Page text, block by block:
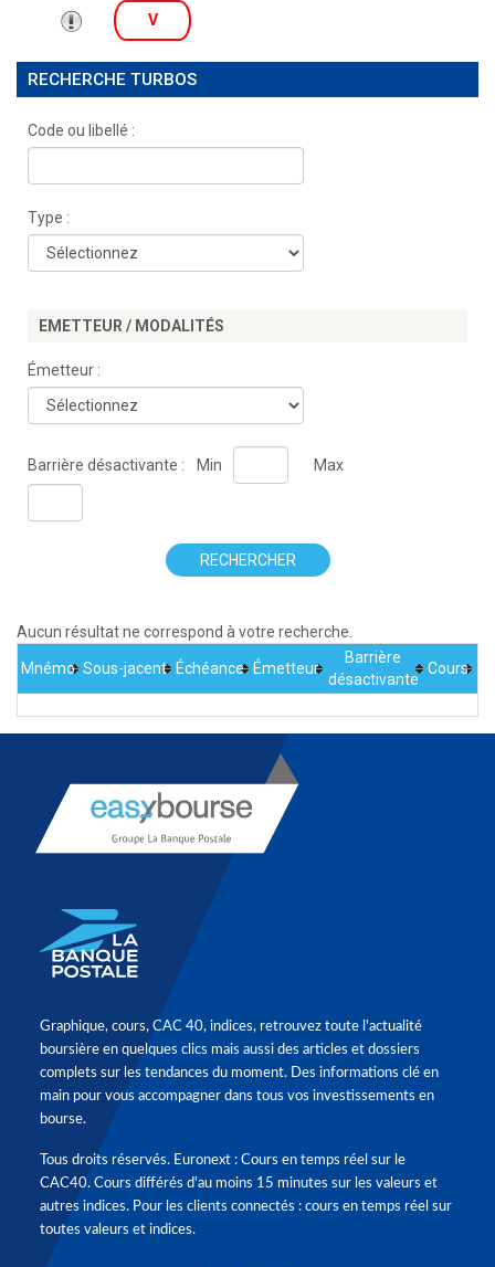
V
RECHERCHE TURBOS
Code ou libellé :
Type :
EMETTEUR / MODALITÉS
Émetteur :
Barrière désactivante : Min Max
RECHERCHER
Aucun résultat ne correspond à votre recherche.
Mnémo Sous-jacent Échéance Émetteur
Barrière
désactivante
Cours
Graphique, cours, CAC 40, indices, retrouvez toute l'actualité
boursière en quelques clics mais aussi des articles et dossiers
complets sur les tendances du moment. Des informations clé en
main pour vous accompagner dans tous vos investissements en
bourse.
Tous droits réservés. Euronext : Cours en temps réel sur le
CAC40. Cours différés d'au moins 15 minutes sur les valeurs et
autres indices. Pour les clients connectés : cours en temps réel sur
toutes valeurs et indices.